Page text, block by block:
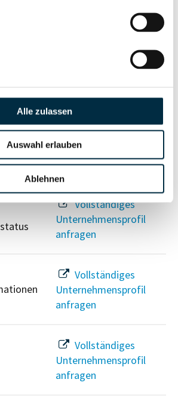
Alle zulassen
Auswahl erlauben
Ablehnen
Unternehmensprofil
anfragen
Vollständiges
Unternehmensprofil
anfragen
Vollständiges
Unternehmensprofil
anfragen
Vollständiges
Unternehmensprofil
anfragen